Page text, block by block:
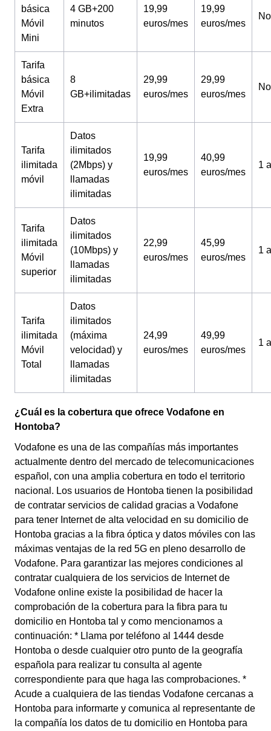
básica
Móvil
Mini
4 GB+200
minutos
19,99
euros/mes
19,99
euros/mes
No
Tarifa
básica
Móvil
Extra
8
GB+ilimitadas
29,99
euros/mes
29,99
euros/mes
No
Tarifa
ilimitada
móvil
Datos
ilimitados
(2Mbps) y
llamadas
ilimitadas
19,99
euros/mes
40,99
euros/mes
1
Tarifa
ilimitada
Móvil
superior
Datos
ilimitados
(10Mbps) y
llamadas
ilimitadas
22,99
euros/mes
45,99
euros/mes
1
Tarifa
ilimitada
Móvil
Total
Datos
ilimitados
(máxima
velocidad) y
llamadas
ilimitadas
24,99
euros/mes
49,99
euros/mes
1
¿Cuál es la cobertura que ofrece Vodafone en
Hontoba?
Vodafone es una de las compañías más importantes
actualmente dentro del mercado de telecomunicaciones
español, con una amplia cobertura en todo el territorio
nacional. Los usuarios de Hontoba tienen la posibilidad
de contratar servicios de calidad gracias a Vodafone
para tener Internet de alta velocidad en su domicilio de
Hontoba gracias a la fibra óptica y datos móviles con las
máximas ventajas de la red 5G en pleno desarrollo de
Vodafone. Para garantizar las mejores condiciones al
contratar cualquiera de los servicios de Internet de
Vodafone online existe la posibilidad de hacer la
comprobación de la cobertura para la fibra para tu
domicilio en Hontoba tal y como mencionamos a
continuación: * Llama por teléfono al 1444 desde
Hontoba o desde cualquier otro punto de la geografía
española para realizar tu consulta al agente
correspondiente para que haga las comprobaciones. *
Acude a cualquiera de las tiendas Vodafone cercanas a
Hontoba para informarte y comunica al representante de
la compañía los datos de tu domicilio en Hontoba para